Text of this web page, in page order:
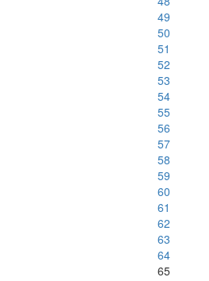
49
50
51
52
53
54
55
56
57
58
59
60
61
62
63
64
65